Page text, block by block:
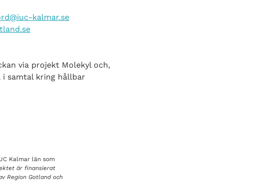
kalmar.se
via projekt Molekyl och,
samtal kring hållbar
Kalmar län som
är finansierat
Region Gotland och